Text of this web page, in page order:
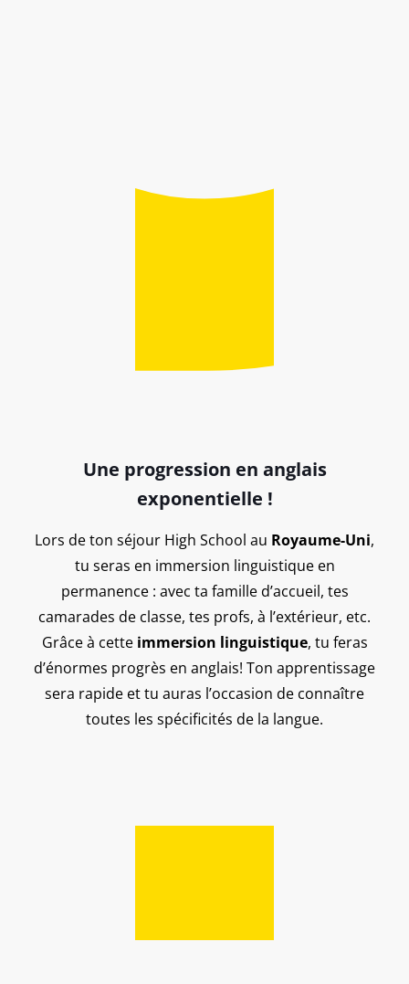
Une progression en anglais
exponentielle !
Lors de ton séjour High School au Royaume-Uni,
tu seras en immersion linguistique en
permanence : avec ta famille d’accueil, tes
camarades de classe, tes profs, à l’extérieur, etc.
Grâce à cette immersion linguistique, tu feras
d’énormes progrès en anglais! Ton apprentissage
sera rapide et tu auras l’occasion de connaître
toutes les spécificités de la langue.